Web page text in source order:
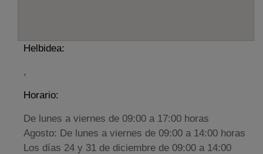
Helbidea:
,
Horario:
De lunes a viernes de 09:00 a 17:00 horas
Agosto: De lunes a viernes de 09:00 a 14:00 horas
Los días 24 y 31 de diciembre de 09:00 a 14:00